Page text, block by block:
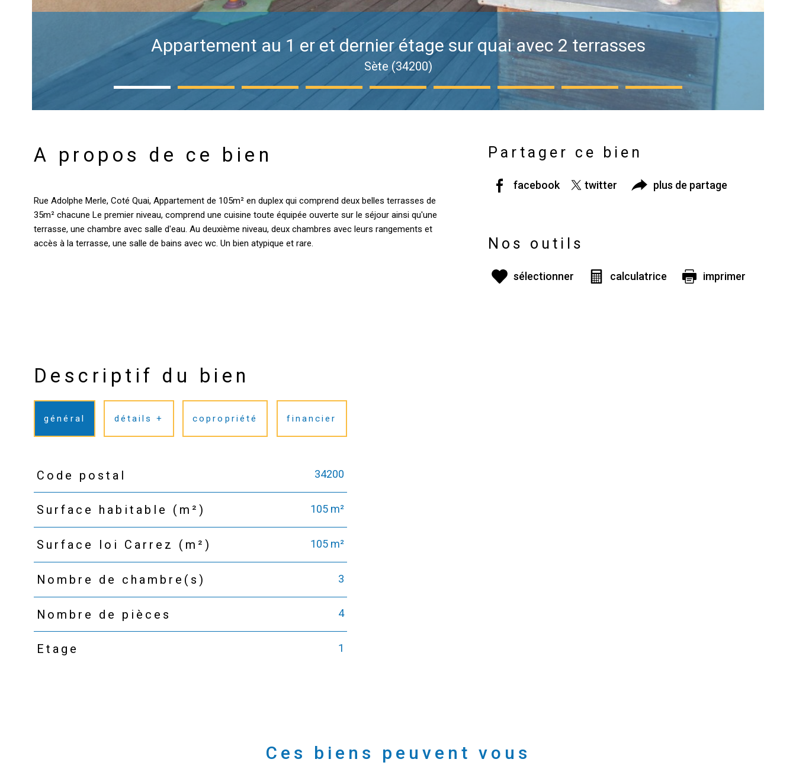
Appartement au 1 er et dernier étage sur quai avec 2 terrasses
Sète (34200)
A propos de ce bien
Rue Adolphe Merle, Coté Quai, Appartement de 105m² en duplex qui comprend deux belles terrasses de
35m² chacune Le premier niveau, comprend une cuisine toute équipée ouverte sur le séjour ainsi qu'une
terrasse, une chambre avec salle d'eau. Au deuxième niveau, deux chambres avec leurs rangements et
Partager ce bien
facebook twitter plus de partage
Nos outils
sélectionner calculatrice imprimer
Descriptif du bien
général détails + copropriété financier
TRAD_PAMPERO_Caracteristique
Code postal 34200
Surface habitable (m²) 105 m²
Surface loi Carrez (m²) 105 m²
Nombre de chambre(s) 3
Nombre de pièces 4
Etage 1
Ces biens peuvent vous